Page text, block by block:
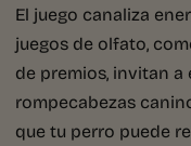
El juego canaliza
juegos de olfato,
de premios, invitan
rompecabezas
que tu perro puede